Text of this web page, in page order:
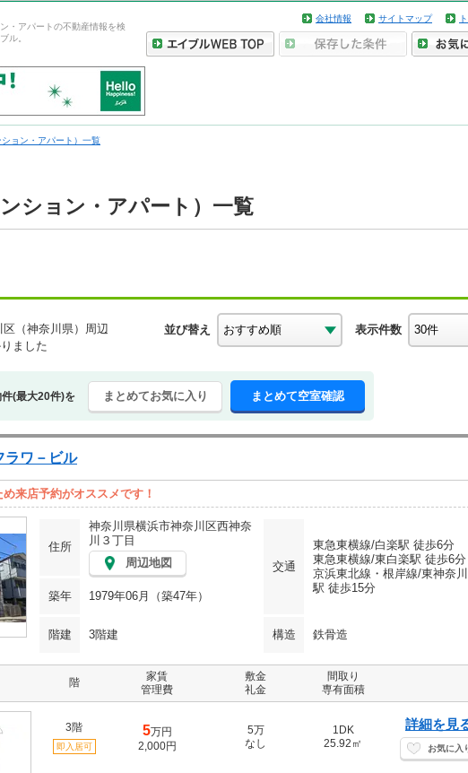
・アパートの不動産情報を検
ル。
会社情報 サイトマップ
ョン・アパート）一覧
ション・アパート）一覧
（神奈川県）周辺
ました
並び替え 表示件数
(最大20件)を まとめてお気に入り まとめて空室確認
ラワ－ビル
来店予約がオススメです！
住所
神奈川県横浜市神奈川区西神奈
川３丁目
周辺地図
交通
東急東横線/白楽駅 徒歩6分
東急東横線/東白楽駅 徒歩6分
京浜東北線・根岸線/東神奈川
駅 徒歩15分
築年 1979年06月（築47年）
階建 3階建 構造 鉄骨造
階
家賃
管理費
敷金
礼金
間取り
専有面積
3階
即入居可
5万円
2,000円
5万
なし
1DK
25.92㎡
詳細を見
お気に入